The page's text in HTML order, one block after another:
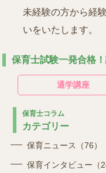
未経験の方から経
いをいたします。
保育士試験一発合格
通学講座
保育士コラム
カテゴリー
保育ニュース（76）
保育インタビュー（